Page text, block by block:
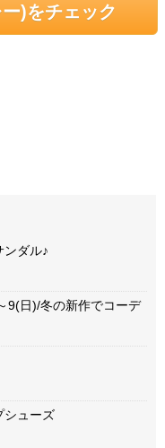
)をチェック
ンダル♪
9(日)/冬の新作でコーデ
シューズ